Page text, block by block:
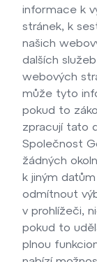
informace k
stránek, k
našich
dalších
webových
může tyto
pokud to
zpracují tato
Společnost
žádných
k jiným
odmítnout
v prohlížeči,
pokud to
plnou